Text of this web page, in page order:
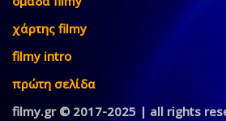
χάρτης filmy
filmy intro
πρώτη σελίδα
filmy.gr © 2017-2025 | all rights